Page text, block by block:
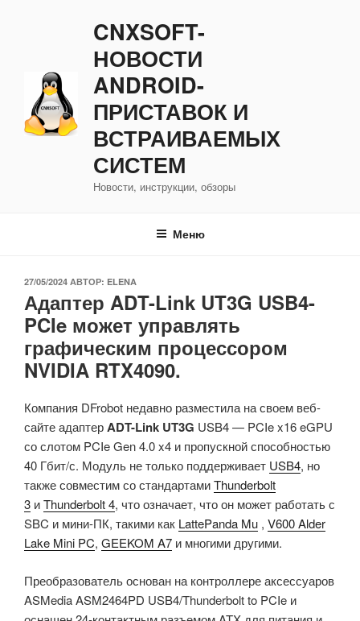
CNXSOFT-
НОВОСТИ
ANDROID-
ПРИСТАВОК И
ВСТРАИВАЕМЫХ
СИСТЕМ
Новости, инструкции, обзоры
Меню
ОПУБЛИКОВАНО
27/05/2024 АВТОР: ELENA
Адаптер ADT-Link UT3G USB4-
PCIe может управлять
графическим процессором
NVIDIA RTX4090.
Компания DFrobot недавно разместила на своем веб-
сайте адаптерADT-Link UT3G USB4 — PCIe x16 eGPU
со слотом PCIe Gen 4.0 x4 и пропускной способностью
40 Гбит/с. Модуль не только поддерживает USB4, но
также совместим со стандартамиThunderbolt
3 иThunderbolt 4, что означает, что он может работать с
SBC и мини-ПК, такими как LattePanda Mu , V600 Alder
Lake Mini PC, GEEKOM A7 и многими другими.
Преобразователь основан на контроллере аксессуаров
ASMedia ASM2464PD USB4/Thunderbolt to PCIe и